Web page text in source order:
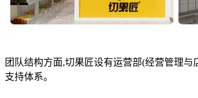
团队结构方面,切果匠设有运营部(经营管理
支持体系。